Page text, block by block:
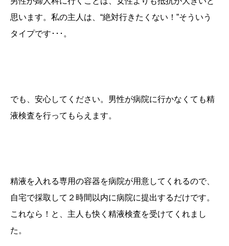
思います。私の主人は、“絶対行きたくない！”そういう
タイプです･･･。
でも、安心してください。男性が病院に行かなくても精
液検査を行ってもらえます。
精液を入れる専用の容器を病院が用意してくれるので、
自宅で採取して ２時間以内に病院に提出するだけです。
これなら！と、主人も快く精液検査を受けてくれまし
た。